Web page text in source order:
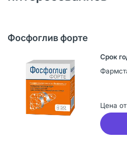
Фосфоглив форте
Цена от